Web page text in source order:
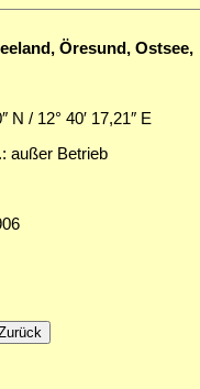
Öresund, Ostsee,
N / 12° 40′ 17,21″ E
außer Betrieb